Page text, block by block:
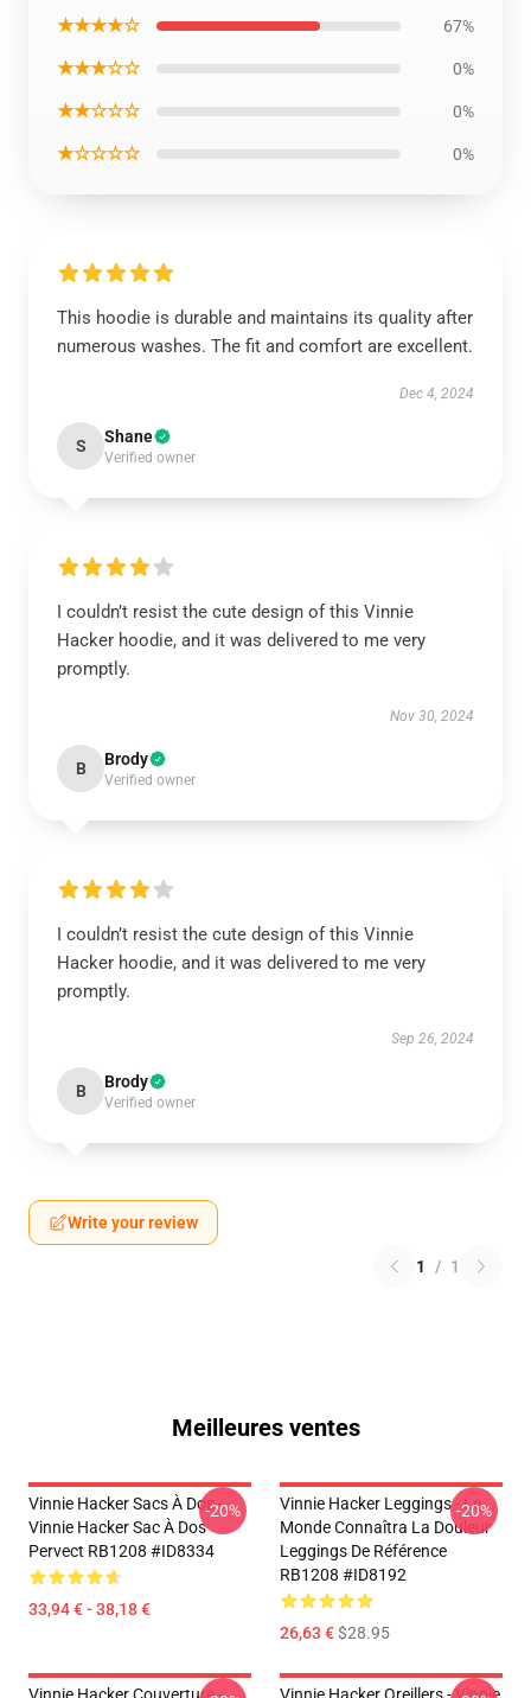
★★★★☆ 67%
★★★☆☆ 0%
★★☆☆☆ 0%
★☆☆☆☆ 0%
This hoodie is durable and maintains its quality after
numerous washes. The fit and comfort are excellent.
Dec 4, 2024
S Shane
Verified owner
I couldn’t resist the cute design of this Vinnie
Hacker hoodie, and it was delivered to me very
promptly.
Nov 30, 2024
B Brody
Verified owner
I couldn’t resist the cute design of this Vinnie
Hacker hoodie, and it was delivered to me very
promptly.
Sep 26, 2024
B Brody
Verified owner
Write your review
1 / 1
Meilleures ventes
Vinnie Hacker Sacs À Dos -
Vinnie Hacker Sac À Dos
Pervect RB1208 #ID8334
33,94 € - 38,18 €
-20%
Vinnie Hacker Leggings - Le
Monde Connaîtra La Douleur
Leggings De Référence
RB1208 #ID8192
26,63 €$28.95
-20%